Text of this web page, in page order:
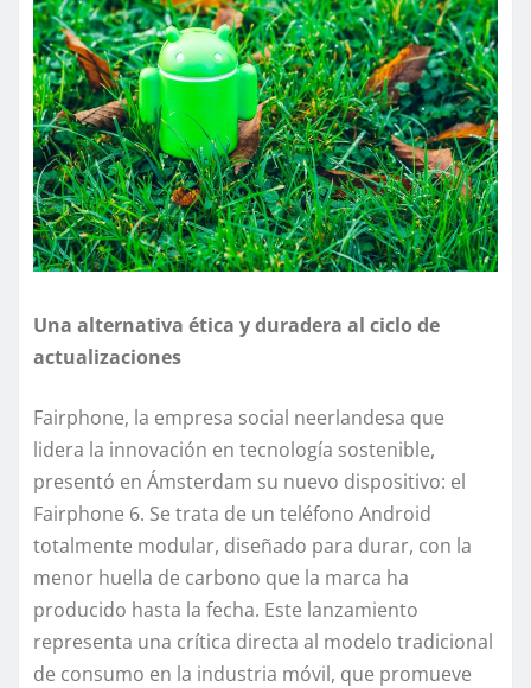
Una alternativa ética y duradera al ciclo de
actualizaciones
Fairphone, la empresa social neerlandesa que
lidera la innovación en tecnología sostenible,
presentó en Ámsterdam su nuevo dispositivo: el
Fairphone 6. Se trata de un teléfono Android
totalmente modular, diseñado para durar, con la
menor huella de carbono que la marca ha
producido hasta la fecha. Este lanzamiento
representa una crítica directa al modelo tradicional
de consumo en la industria móvil, que promueve